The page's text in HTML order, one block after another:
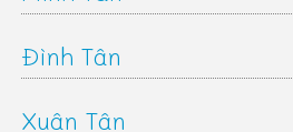
Đình Tân
Xuân Tân